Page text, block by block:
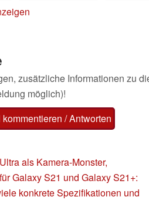
zusätzliche Informationen zu
möglich)!
/ Antworten
als Kamera-Monster,
Galaxy S21 und Galaxy S21+:
konkrete Spezifikationen und